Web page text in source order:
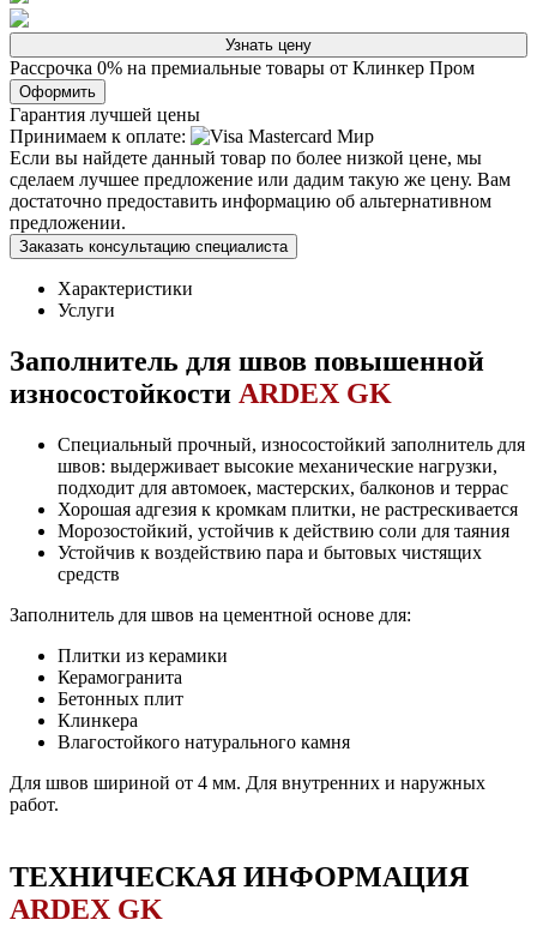
Узнать цену
Рассрочка 0% на премиальные товары от Клинкер Пром
Оформить
Гарантия лучшей цены
Принимаем к оплате:
Если вы найдете данный товар по более низкой цене, мы
сделаем лучшее предложение или дадим такую же цену. Вам
достаточно предоставить информацию об альтернативном
предложении.
Заказать консультацию специалиста
Характеристики
Услуги
Заполнитель для швов повышенной
износостойкости ARDEX GK
Специальный прочный, износостойкий заполнитель для
швов: выдерживает высокие механические нагрузки,
подходит для автомоек, мастерских, балконов и террас
Хорошая адгезия к кромкам плитки, не растрескивается
Морозостойкий, устойчив к действию соли для таяния
Устойчив к воздействию пара и бытовых чистящих
средств
Заполнитель для швов на цементной основе для:
Плитки из керамики
Керамогранита
Бетонных плит
Клинкера
Влагостойкого натурального камня
Для швов шириной от 4 мм. Для внутренних и наружных
работ.
ТЕХНИЧЕСКАЯ ИНФОРМАЦИЯ
ARDEX GK